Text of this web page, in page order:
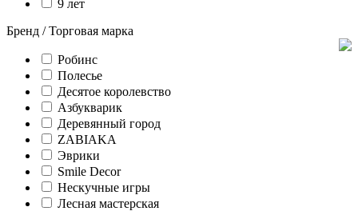
9 лет
Бренд / Торговая марка
Робинс
Полесье
Десятое королевство
Азбукварик
Деревянный город
ZABIAKA
Эврики
Smile Decor
Нескучные игры
Лесная мастерская